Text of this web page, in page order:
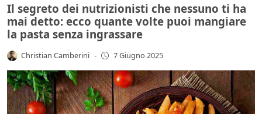
Il segreto dei nutrizionisti che nessuno ti ha
mai detto: ecco quante volte puoi mangiare
la pasta senza ingrassare
Christian Camberini - 7 Giugno 2025